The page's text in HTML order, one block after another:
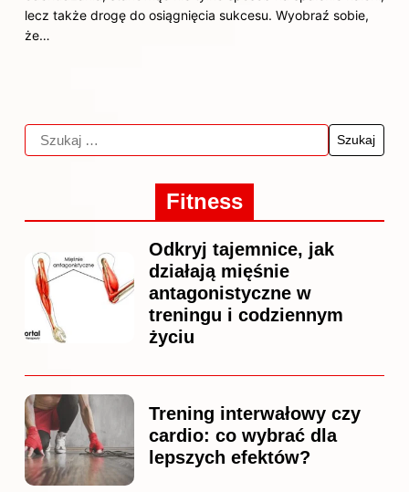
lecz także drogę do osiągnięcia sukcesu. Wyobraź sobie,
że…
Fitness
Odkryj tajemnice, jak
działają mięśnie
antagonistyczne w
treningu i codziennym
życiu
Trening interwałowy czy
cardio: co wybrać dla
lepszych efektów?